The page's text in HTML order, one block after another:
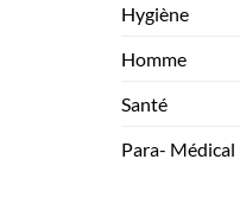
Hygiène
Homme
Santé
Para- Médical